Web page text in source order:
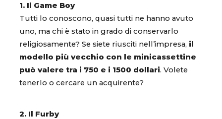
1. Il Game Boy
Tutti lo conoscono, quasi tutti ne hanno avuto
uno, ma chi è stato in grado di conservarlo
religiosamente? Se siete riusciti nell’impresa, il
modello più vecchio con le minicassettine
può valere tra i 750 e i 1500 dollari. Volete
tenerlo o cercare un acquirente?
2. Il Furby